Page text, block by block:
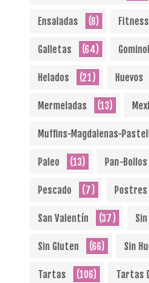
Ensaladas (8) Fitness
Galletas (64)
Helados (21) Huevos
Mermeladas (13)
Muffins-Magdalenas-
Paleo (13) Pan-Bollos
Pescado (7) Postres
San Valentín (37)
Sin Gluten (66) Sin
Tartas (106) Tartas